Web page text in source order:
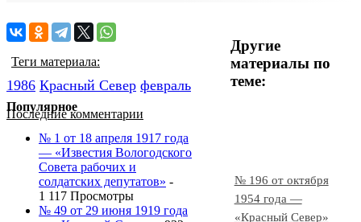
Другие
материалы по
теме:
№ 196 от октября
1954 года —
«Красный Север»
Теги материала:
1986 Красный Cевер февраль
Последние комментарии
Популярное
№ 1 от 18 апреля 1917 года
— «Известия Вологодского
Совета рабочих и
солдатских депутатов» -
1 117 Просмотры
№ 49 от 29 июня 1919 года